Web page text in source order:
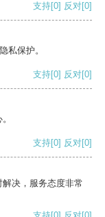
支持[0] 反对[0]
私保护。
支持[0] 反对[0]
支持[0] 反对[0]
决，服务态度非常